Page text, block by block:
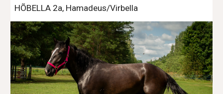
HÕBELLA 2a, Hamadeus/Virbella